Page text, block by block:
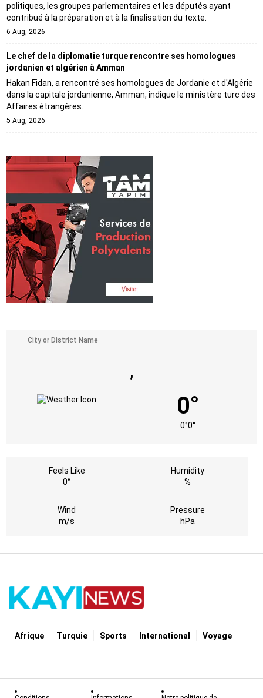
politiques, les groupes parlementaires et les députés ayant
contribué à la préparation et à la finalisation du texte.
6 Aug, 2026
Le chef de la diplomatie turque rencontre ses homologues
jordanien et algérien à Amman
Hakan Fidan, a rencontré ses homologues de Jordanie et d'Algérie
dans la capitale jordanienne, Amman, indique le ministère turc des
Affaires étrangères.
5 Aug, 2026
,
0°
0°0°
Feels Like
0°
Humidity
%
Wind
m/s
Pressure
hPa
Afrique Turquie Sports International Voyage